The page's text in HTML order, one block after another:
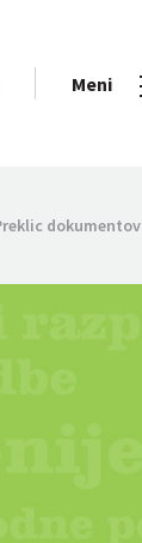
Meni
dokumentov